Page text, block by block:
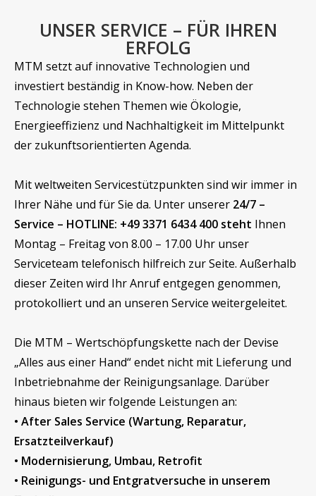
UNSER SERVICE – FÜR IHREN
ERFOLG
MTM setzt auf innovative Technologien und
investiert beständig in Know-how. Neben der
Technologie stehen Themen wie Ökologie,
Energieeffizienz und Nachhaltigkeit im Mittelpunkt
der zukunftsorientierten Agenda.
Mit weltweiten Servicestützpunkten sind wir immer in
Ihrer Nähe und für Sie da. Unter unserer 24/7 –
Service – HOTLINE: +49 3371 6434 400 steht Ihnen
Montag – Freitag von 8.00 – 17.00 Uhr unser
Serviceteam telefonisch hilfreich zur Seite. Außerhalb
dieser Zeiten wird Ihr Anruf entgegen genommen,
protokolliert und an unseren Service weitergeleitet.
Die MTM – Wertschöpfungskette nach der Devise
„Alles aus einer Hand“ endet nicht mit Lieferung und
Inbetriebnahme der Reinigungsanlage. Darüber
hinaus bieten wir folgende Leistungen an:
• After Sales Service (Wartung, Reparatur,
Ersatzteilverkauf)
• Modernisierung, Umbau, Retrofit
• Reinigungs- und Entgratversuche in unserem